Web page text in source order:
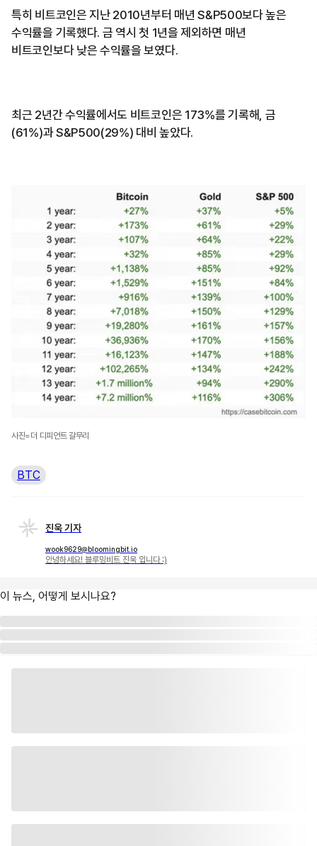
특히 비트코인은 지난 2010년부터 매년 S&P500보다 높은
수익률을 기록했다. 금 역시 첫 1년을 제외하면 매년
비트코인보다 낮은 수익률을 보였다.
최근 2년간 수익률에서도 비트코인은 173%를 기록해, 금
(61%)과 S&P500(29%) 대비 높았다.
사진=더 디피언트 갈무리
BTC
진욱 기자
wook9629@bloomingbit.io
안녕하세요! 블루밍비트 진욱 입니다 :)
이 뉴스, 어떻게 보시나요?